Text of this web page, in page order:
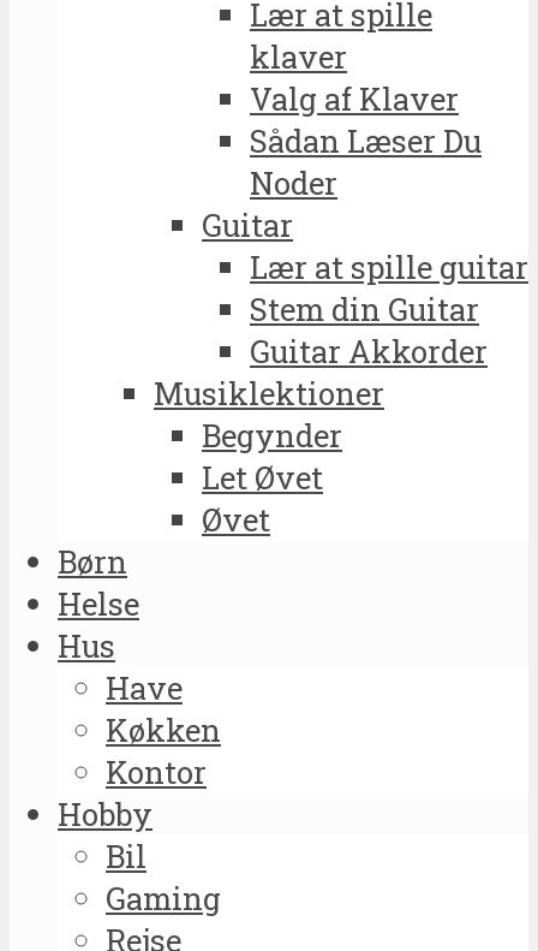
Lær at spille
klaver
Valg af Klaver
Sådan Læser Du
Noder
Guitar
Lær at spille guitar
Stem din Guitar
Guitar Akkorder
Musiklektioner
Begynder
Let Øvet
Øvet
Børn
Helse
Hus
Have
Køkken
Kontor
Hobby
Bil
Gaming
Rejse